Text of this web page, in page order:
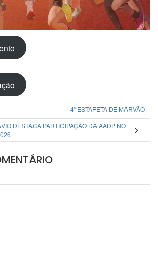
4ª ESTAFETA DE MARVÃO
DESTACA PARTICIPAÇÃO DA AADP NO